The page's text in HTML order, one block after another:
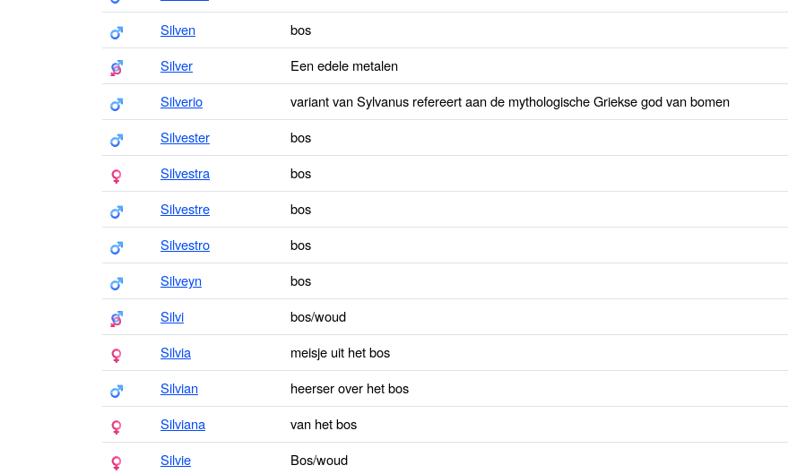
Silven
bos
Silver
Een edele metalen
Silverio
variant van Sylvanus refereert aan de mythologische Griekse god van bomen
Silvester
bos
Silvestra
bos
Silvestre
bos
Silvestro
bos
Silveyn
bos
Silvi
bos/woud
Silvia
meisje uit het bos
Silvian
heerser over het bos
Silviana
van het bos
Silvie
Bos/woud